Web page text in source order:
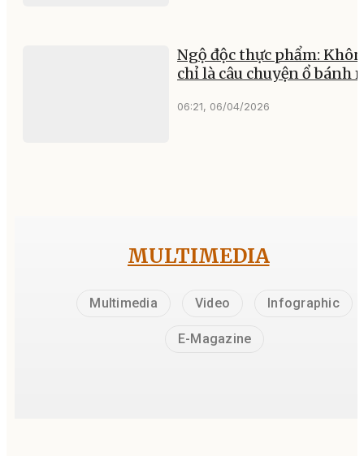
Ngộ độc thực phẩm:
chỉ là câu chuyện ổ bánh
06:21, 06/04/2026
MULTIMEDIA
Multimedia Video Infographic
E-Magazine